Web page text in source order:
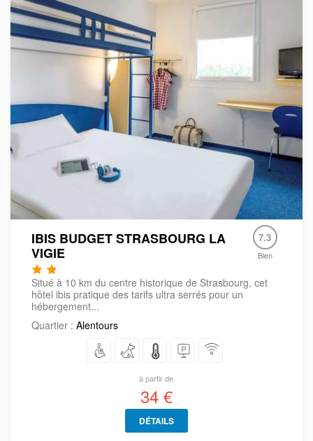
IBIS BUDGET STRASBOURG LA
VIGIE
7.3
Bien
Situé à 10 km du centre historique de Strasbourg, cet
hôtel ibis pratique des tarifs ultra serrés pour un
hébergement...
Quartier : Alentours
à partir de
34 €
DÉTAILS